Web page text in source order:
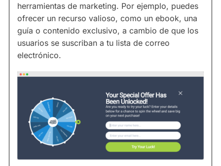
herramientas de marketing. Por ejemplo, puedes
ofrecer un recurso valioso, como un ebook, una
guía o contenido exclusivo, a cambio de que los
usuarios se suscriban a tu lista de correo
electrónico.